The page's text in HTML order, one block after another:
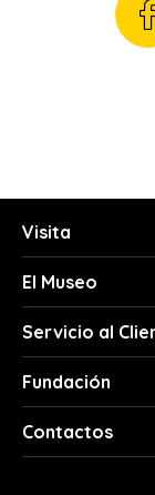
Visita
El Museo
Servicio al
Fundación
Contactos